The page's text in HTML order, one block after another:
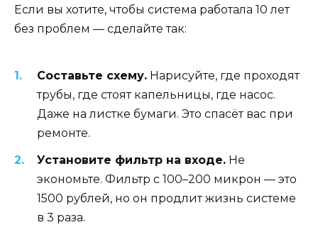
Если вы хотите, чтобы система работала 10 лет
без проблем — сделайте так:
Составьте схему. Нарисуйте, где проходят
трубы, где стоят капельницы, где насос.
Даже на листке бумаги. Это спасёт вас при
ремонте.
Установите фильтр на входе. Не
экономьте. Фильтр с 100–200 микрон — это
1500 рублей, но он продлит жизнь системе
в 3 раза.